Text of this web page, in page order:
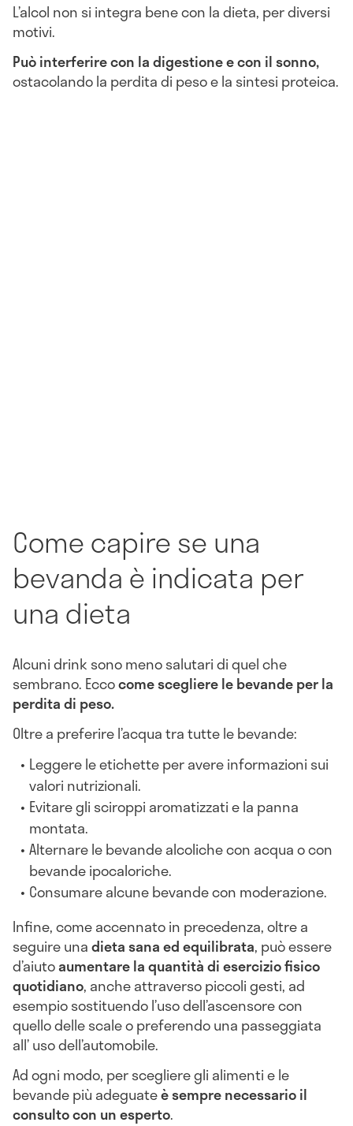
L’alcol non si integra bene con la dieta, per diversi
motivi.
Può interferire con la digestione e con il sonno,
ostacolando la perdita di peso e la sintesi proteica.
Come capire se una
bevanda è indicata per
una dieta
Alcuni drink sono meno salutari di quel che
sembrano. Eccocome scegliere lebevande per la
perdita di peso.
Oltre a preferire l’acqua tra tutte le bevande:
Leggere le etichette per avere informazioni sui
valori nutrizionali.
Evitare gli sciroppi aromatizzati e la panna
montata.
Alternare le bevande alcoliche con acqua o con
bevande ipocaloriche.
Consumare alcune bevande con moderazione.
Infine, come accennato in precedenza, oltre a
seguire unadieta sana ed equilibrata, può essere
d’aiutoaumentare la quantità di esercizio fisico
quotidiano, anche attraverso piccoli gesti, ad
esempio sostituendo l’uso dell’ascensore con
quello delle scale o preferendo una passeggiata
all’ uso dell’automobile.
Ad ogni modo, per scegliere gli alimenti e le
bevande più adeguateè sempre necessario il
consulto con un esperto.